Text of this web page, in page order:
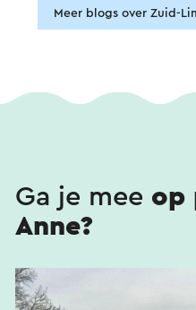
Meer blogs over Zuid-
Ga je mee op
Anne?